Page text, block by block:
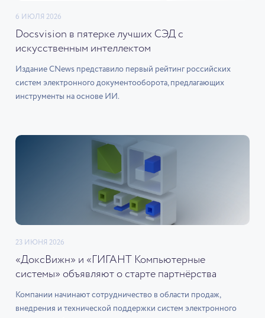
6 ИЮЛЯ 2026
Docsvision в пятерке лучших СЭД с
искусственным интеллектом
Издание CNews представило первый рейтинг российских
систем электронного документооборота, предлагающих
инструменты на основе ИИ.
23 ИЮНЯ 2026
«ДоксВижн» и «ГИГАНТ Компьютерные
системы» объявляют о старте партнёрства
Компании начинают сотрудничество в области продаж,
внедрения и технической поддержки систем электронного